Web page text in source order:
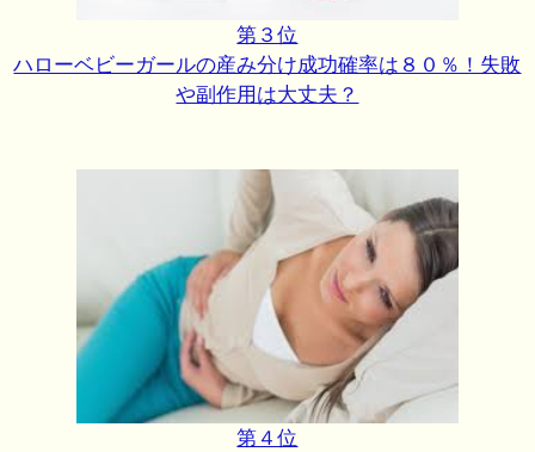
第３位
ハローベビーガールの産み分け成功確率は８０％！失敗
や副作用は大丈夫？
第４位